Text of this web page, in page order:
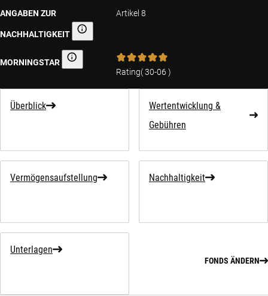
ANGABEN ZUR
NACHHALTIGKEIT Angaben zur Nachhaltigkeit
Artikel 8
MORNINGSTAR Morningstar
Rating(30-06 )
Überblick
Wertentwicklung &
Gebühren
Vermögensaufstellung Nachhaltigkeit
Unterlagen
FONDS ÄNDERN